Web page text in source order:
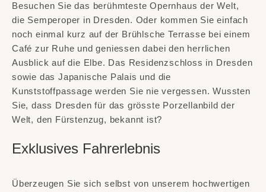
Besuchen Sie das berühmteste Opernhaus der Welt,
die Semperoper in Dresden. Oder kommen Sie einfach
noch einmal kurz auf der Brühlsche Terrasse bei einem
Café zur Ruhe und geniessen dabei den herrlichen
Ausblick auf die Elbe. Das Residenzschloss in Dresden
sowie das Japanische Palais und die
Kunststoffpassage werden Sie nie vergessen. Wussten
Sie, dass Dresden für das grösste Porzellanbild der
Welt, den Fürstenzug, bekannt ist?
Exklusives Fahrerlebnis
Überzeugen Sie sich selbst von unserem hochwertigen